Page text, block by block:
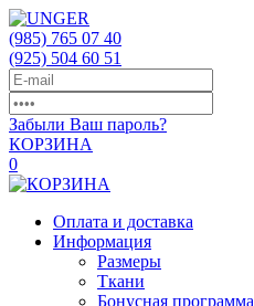
(985) 765 07 40
(925) 504 60 51
Забыли Ваш пароль?
КОРЗИНА
0
Оплата и доставка
Информация
Размеры
Ткани
Бонусная программа